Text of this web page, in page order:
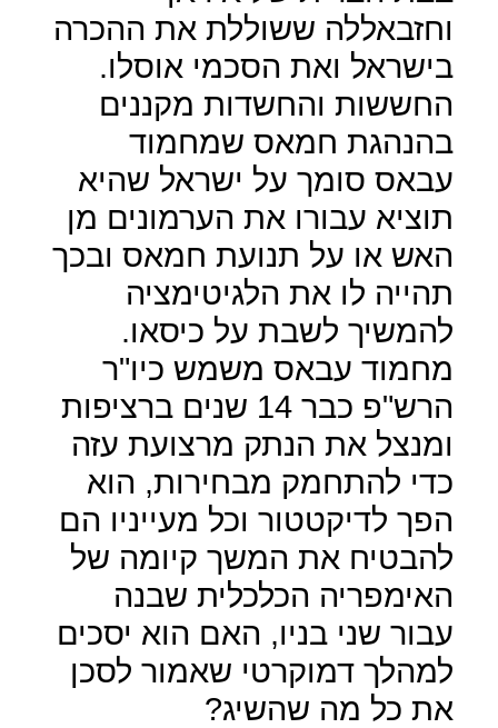
וחזבאללה ששוללת את ההכרה
בישראל ואת הסכמי אוסלו.
החששות והחשדות מקננים
בהנהגת חמאס שמחמוד
עבאס סומך על ישראל שהיא
תוציא עבורו את הערמונים מן
האש או על תנועת חמאס ובכך
תהייה לו את הלגיטימציה
להמשיך לשבת על כיסאו.
מחמוד עבאס משמש כיו"ר
הרש"פ כבר 14 שנים ברציפות
ומנצל את הנתק מרצועת עזה
כדי להתחמק מבחירות, הוא
הפך לדיקטטור וכל מעייניו הם
להבטיח את המשך קיומה של
האימפריה הכלכלית שבנה
עבור שני בניו, האם הוא יסכים
למהלך דמוקרטי שאמור לסכן
את כל מה שהשיג?